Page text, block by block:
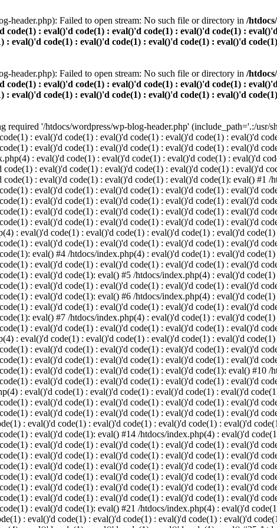
header.php): Failed to open stream: No such file or directory in /
code(1) : eval()'d code(1) : eval()'d code(1) : eval()'d code(1) :
: eval()'d code(1) : eval()'d code(1) : eval()'d code(1) : eval()'d
header.php): Failed to open stream: No such file or directory in /
code(1) : eval()'d code(1) : eval()'d code(1) : eval()'d code(1) :
: eval()'d code(1) : eval()'d code(1) : eval()'d code(1) : eval()'d
required '/htdocs/wordpress/wp-blog-header.php' (include_path='.:/
: eval()'d code(1) : eval()'d code(1) : eval()'d code(1) : eval()'d
: eval()'d code(1) : eval()'d code(1) : eval()'d code(1) : eval()'d
: eval()'d code(1) : eval()'d code(1) : eval()'d code(1) : eval()'d
: eval()'d code(1) : eval()'d code(1) : eval()'d code(1) : eval()'d
: eval()'d code(1) : eval()'d code(1) : eval()'d code(1): eval() #1
: eval()'d code(1) : eval()'d code(1) : eval()'d code(1) : eval()'d
: eval()'d code(1) : eval()'d code(1) : eval()'d code(1) : eval()'d
: eval()'d code(1) : eval()'d code(1) : eval()'d code(1) : eval()'d
: eval()'d code(1) : eval()'d code(1) : eval()'d code(1) : eval()'d
: eval()'d code(1) : eval()'d code(1) : eval()'d code(1) : eval()'d
: eval()'d code(1) : eval()'d code(1) : eval()'d code(1) : eval()'d
eval() #4 /htdocs/index.php(4) : eval()'d code(1) : eval()'d
: eval()'d code(1) : eval()'d code(1) : eval()'d code(1) : eval()'d
: eval()'d code(1): eval() #5 /htdocs/index.php(4) : eval()'d
: eval()'d code(1) : eval()'d code(1) : eval()'d code(1) : eval()'d
: eval()'d code(1): eval() #6 /htdocs/index.php(4) : eval()'d
: eval()'d code(1) : eval()'d code(1) : eval()'d code(1) : eval()'d
eval() #7 /htdocs/index.php(4) : eval()'d code(1) : eval()'d
: eval()'d code(1) : eval()'d code(1) : eval()'d code(1) : eval()'d
: eval()'d code(1) : eval()'d code(1) : eval()'d code(1) : eval()'d
: eval()'d code(1) : eval()'d code(1) : eval()'d code(1) : eval()'d
: eval()'d code(1) : eval()'d code(1) : eval()'d code(1) : eval()'d
: eval()'d code(1) : eval()'d code(1) : eval()'d code(1): eval() #10
: eval()'d code(1) : eval()'d code(1) : eval()'d code(1) : eval()'d
: eval()'d code(1) : eval()'d code(1) : eval()'d code(1) : eval()'d
: eval()'d code(1) : eval()'d code(1) : eval()'d code(1) : eval()'d
: eval()'d code(1) : eval()'d code(1) : eval()'d code(1) : eval()'d
: eval()'d code(1) : eval()'d code(1) : eval()'d code(1) : eval()'d
: eval()'d code(1): eval() #14 /htdocs/index.php(4) : eval()'d
: eval()'d code(1) : eval()'d code(1) : eval()'d code(1) : eval()'d
: eval()'d code(1) : eval()'d code(1) : eval()'d code(1) : eval()'d
: eval()'d code(1) : eval()'d code(1) : eval()'d code(1) : eval()'d
: eval()'d code(1) : eval()'d code(1) : eval()'d code(1) : eval()'d
: eval()'d code(1) : eval()'d code(1) : eval()'d code(1) : eval()'d
: eval()'d code(1) : eval()'d code(1) : eval()'d code(1) : eval()'d
: eval()'d code(1): eval() #21 /htdocs/index.php(4) : eval()'d
: eval()'d code(1) : eval()'d code(1) : eval()'d code(1) : eval()'d